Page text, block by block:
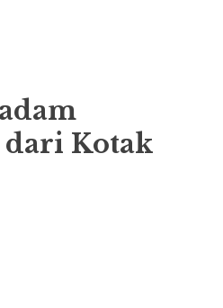
dari Kotak